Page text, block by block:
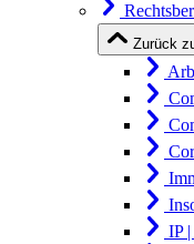
Zurück
IP